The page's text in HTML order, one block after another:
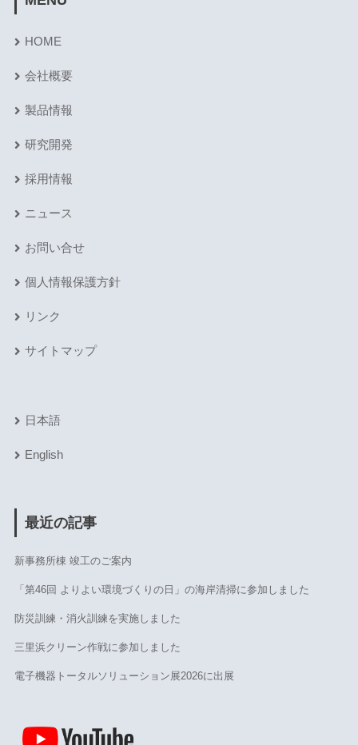
HOME
会社概要
製品情報
研究開発
採用情報
ニュース
お問い合せ
個人情報保護方針
リンク
サイトマップ
日本語
English
最近の記事
新事務所棟 竣工のご案内
「第46回 よりよい環境づくりの日」の海岸清掃に参加しました
防災訓練・消火訓練を実施しました
三里浜クリーン作戦に参加しました
電子機器トータルソリューション展2026に出展